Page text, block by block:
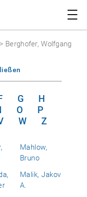
> Berghofer, Wolfgang
G
H
O
P
W Z
Mahlow,
Bruno
Malik, Jakov
A.